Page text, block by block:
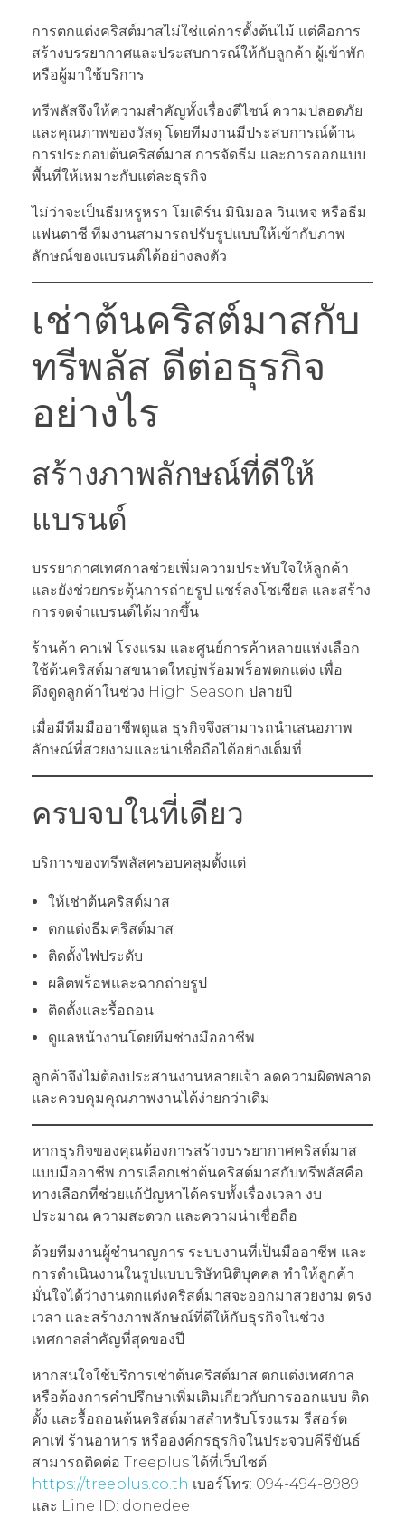
การตกแต่งคริสต์มาสไม่ใช่แค่การตั้งต้นไม้ แต่คือการ
สร้างบรรยากาศและประสบการณ์ให้กับลูกค้า ผู้เข้าพัก
หรือผู้มาใช้บริการ
ทรีพลัสจึงให้ความสำคัญทั้งเรื่องดีไซน์ ความปลอดภัย
และคุณภาพของวัสดุ โดยทีมงานมีประสบการณ์ด้าน
การประกอบต้นคริสต์มาส การจัดธีม และการออกแบบ
พื้นที่ให้เหมาะกับแต่ละธุรกิจ
ไม่ว่าจะเป็นธีมหรูหรา โมเดิร์น มินิมอล วินเทจ หรือธีม
แฟนตาซี ทีมงานสามารถปรับรูปแบบให้เข้ากับภาพ
ลักษณ์ของแบรนด์ได้อย่างลงตัว
เช่าต้นคริสต์มาสกับ
ทรีพลัส ดีต่อธุรกิจ
อย่างไร
สร้างภาพลักษณ์ที่ดีให้
แบรนด์
บรรยากาศเทศกาลช่วยเพิ่มความประทับใจให้ลูกค้า
และยังช่วยกระตุ้นการถ่ายรูป แชร์ลงโซเชียล และสร้าง
การจดจำแบรนด์ได้มากขึ้น
ร้านค้า คาเฟ่ โรงแรม และศูนย์การค้าหลายแห่งเลือก
ใช้ต้นคริสต์มาสขนาดใหญ่พร้อมพร็อพตกแต่ง เพื่อ
ดึงดูดลูกค้าในช่วง High Season ปลายปี
เมื่อมีทีมมืออาชีพดูแล ธุรกิจจึงสามารถนำเสนอภาพ
ลักษณ์ที่สวยงามและน่าเชื่อถือได้อย่างเต็มที่
ครบจบในที่เดียว
บริการของทรีพลัสครอบคลุมตั้งแต่
ให้เช่าต้นคริสต์มาส
ตกแต่งธีมคริสต์มาส
ติดตั้งไฟประดับ
ผลิตพร็อพและฉากถ่ายรูป
ติดตั้งและรื้อถอน
ดูแลหน้างานโดยทีมช่างมืออาชีพ
ลูกค้าจึงไม่ต้องประสานงานหลายเจ้า ลดความผิดพลาด
และควบคุมคุณภาพงานได้ง่ายกว่าเดิม
หากธุรกิจของคุณต้องการสร้างบรรยากาศคริสต์มาส
แบบมืออาชีพ การเลือกเช่าต้นคริสต์มาสกับทรีพลัสคือ
ทางเลือกที่ช่วยแก้ปัญหาได้ครบทั้งเรื่องเวลา งบ
ประมาณ ความสะดวก และความน่าเชื่อถือ
ด้วยทีมงานผู้ชำนาญการ ระบบงานที่เป็นมืออาชีพ และ
การดำเนินงานในรูปแบบบริษัทนิติบุคคล ทำให้ลูกค้า
มั่นใจได้ว่างานตกแต่งคริสต์มาสจะออกมาสวยงาม ตรง
เวลา และสร้างภาพลักษณ์ที่ดีให้กับธุรกิจในช่วง
เทศกาลสำคัญที่สุดของปี
หากสนใจใช้บริการเช่าต้นคริสต์มาส ตกแต่งเทศกาล
หรือต้องการคำปรึกษาเพิ่มเติมเกี่ยวกับการออกแบบ ติด
ตั้ง และรื้อถอนต้นคริสต์มาสสำหรับโรงแรม รีสอร์ต
คาเฟ่ ร้านอาหาร หรือองค์กรธุรกิจในประจวบคีรีขันธ์
สามารถติดต่อ Treeplus ได้ที่เว็บไซต์
https://treeplus.co.th เบอร์โทร: 094-494-8989
และ Line ID: donedee